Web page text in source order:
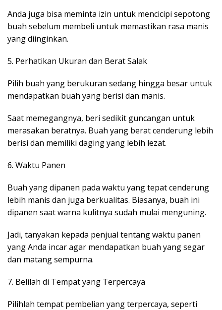
Anda juga bisa meminta izin untuk mencicipi sepotong
buah sebelum membeli untuk memastikan rasa manis
yang diinginkan.
5. Perhatikan Ukuran dan Berat Salak
Pilih buah yang berukuran sedang hingga besar untuk
mendapatkan buah yang berisi dan manis.
Saat memegangnya, beri sedikit guncangan untuk
merasakan beratnya. Buah yang berat cenderung lebih
berisi dan memiliki daging yang lebih lezat.
6. Waktu Panen
Buah yang dipanen pada waktu yang tepat cenderung
lebih manis dan juga berkualitas. Biasanya, buah ini
dipanen saat warna kulitnya sudah mulai menguning.
Jadi, tanyakan kepada penjual tentang waktu panen
yang Anda incar agar mendapatkan buah yang segar
dan matang sempurna.
7. Belilah di Tempat yang Terpercaya
Pilihlah tempat pembelian yang terpercaya, seperti